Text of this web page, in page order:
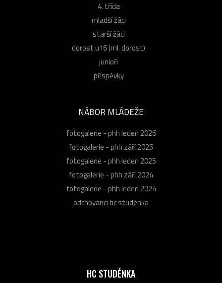
HC STUDÉNKA
4. třída
mladší žáci
starší žáci
dorost u16 (ml. dorost)
junioři
příspěvky
NÁBOR MLÁDEŽE
fotogalerie - phh leden 2026
fotogalerie - phh září 2025
fotogalerie - phh leden 2025
fotogalerie - phh září 2024
fotogalerie - phh leden 2024
odchovanci hc studénka